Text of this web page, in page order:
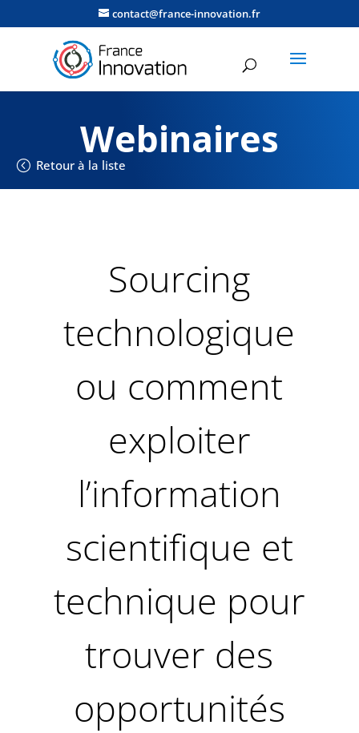
contact@france-innovation.fr
Webinaires
Retour à la liste
Sourcing
technologique
ou comment
exploiter
l’information
scientifique et
technique pour
trouver des
opportunités